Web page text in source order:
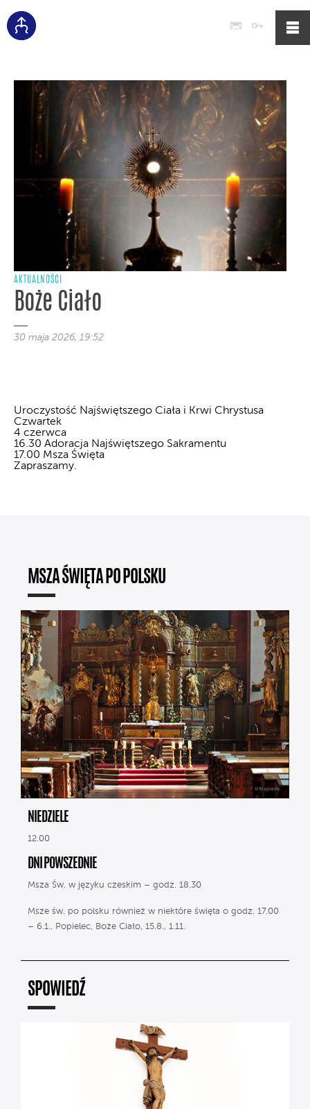
Poczta
AKTUALNOŚCI
Boże Ciało
30 maja 2026, 19:52
Uroczystość Najświętszego Ciała i Krwi Chrystusa
Czwartek
4 czerwca
16.30 Adoracja Najświętszego Sakramentu
17.00 Msza Święta
Zapraszamy.
MSZA ŚWIĘTA PO POLSKU
NIEDZIELE
12.00
DNI POWSZEDNIE
Msza Św. w języku czeskim – godz. 18.30
Msze św. po polsku również w niektóre święta o godz. 17.00
– 6.1., Popielec, Boże Ciało, 15.8., 1.11.
SPOWIEDŹ